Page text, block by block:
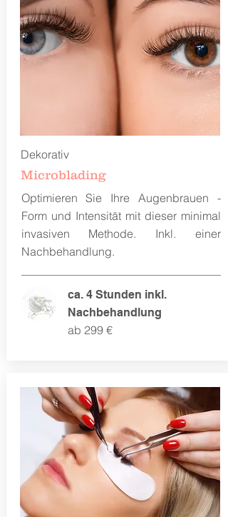
Dekorativ
Microblading
Optimieren Sie Ihre Augenbrauen -
Form und Intensität mit dieser minimal
invasiven Methode. Inkl. einer
Nachbehandlung.
ab 299 €
ca. 4 Stunden inkl.
Nachbehandlung